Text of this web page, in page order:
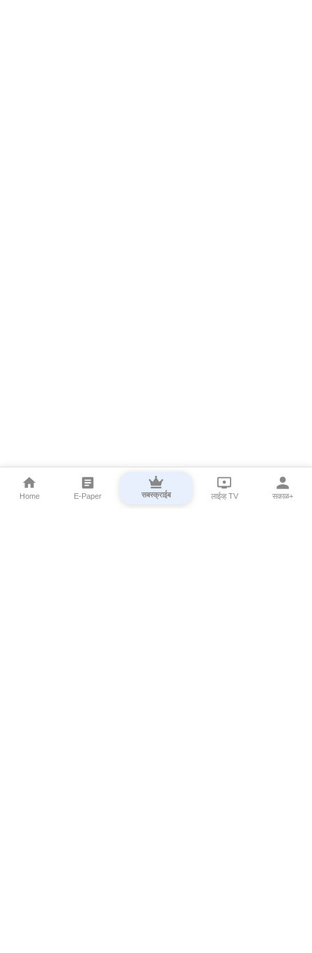
Home E-Paper सबस्क्राईब लाईव्ह TV सकाळ+